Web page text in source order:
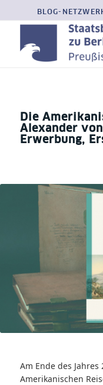
BLOG-
Die
Alexander
Erwerbung,
Springer-Verlag
Am Ende des
Amerikanischen